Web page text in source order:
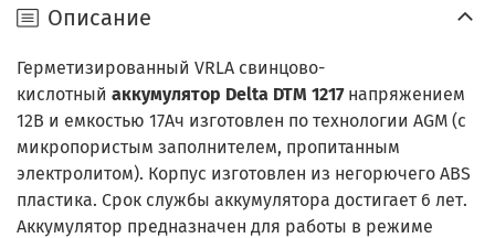
Описание
Герметизированный VRLA cвинцово-
кислотный аккумулятор Delta DTM 1217напряжением
12В и емкостью 17Ач изготовлен по технологии AGM (с
микропористым заполнителем, пропитанным
электролитом). Корпус изготовлен из негорючего ABS
пластика. Срок службы аккумулятора достигает 6 лет.
Аккумулятор предназначен для работы в режиме